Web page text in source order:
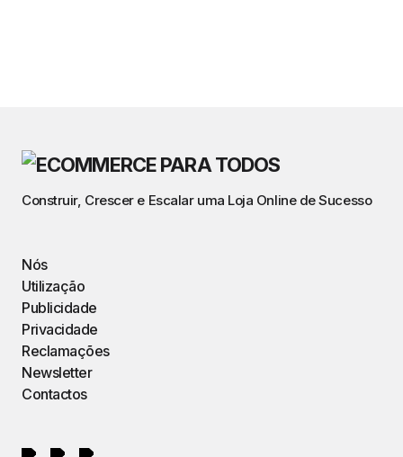
Construir, Crescer e Escalar uma Loja Online de Sucesso
Nós
Utilização
Publicidade
Privacidade
Reclamações
Newsletter
Contactos